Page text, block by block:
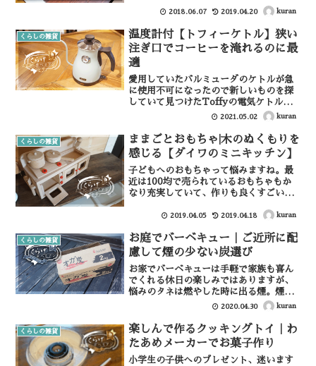
エレバ楽天市場AmazonYahooショッピ
植...
2018.06.07 2019.04.20 kuran
くらしの雑貨
温度計付【トフィーケトル】狭い
注ぎ口でコーヒーを淹れるのに最
適
愛用していたバルミューダのケトルが急
に使用不可になったので新しいものを探
していて見つけたToffyの電気ケトル。
ダルトン製品のような見た目で奇抜なデ
かも温度計付きで注ぎ口も狭く容量も大
きい。これ、最強じゃ...
2021.05.02 kuran
くらしの雑貨
ままごとおもちゃ|木のぬくもりを
感じる【ダイワのミニキッチン】
子どもへのおもちゃって悩みますね。最
近は100均で売られているおもちゃもか
なり充実していて、作りも良くすごいな
特に100均のおままごとグッズがお気に
やお皿などはあるけど...
2019.04.05 2019.04.18 kuran
くらしの雑貨
お庭でバーベキュー｜ご近所に配
慮して煙の少ない炭選び
お家でバーベキューは手軽で家族も喜ん
でくれる休日の楽しみではありますが、
悩みのタネは燃やした時に出る煙。煙が
もくもく出ると、やはり近所の方へ迷惑
煙の出ない方法でやらないと楽しむこと
もできませんね。そこで、...
2020.04.30 kuran
くらしの雑貨
楽しんで作るクッキングトイ｜わ
たあめメーカーでお菓子作り
小学生の子供へのプレゼント、迷います